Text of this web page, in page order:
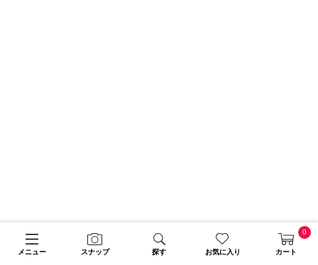
メニュー スナップ 探す お気に入り カート
0